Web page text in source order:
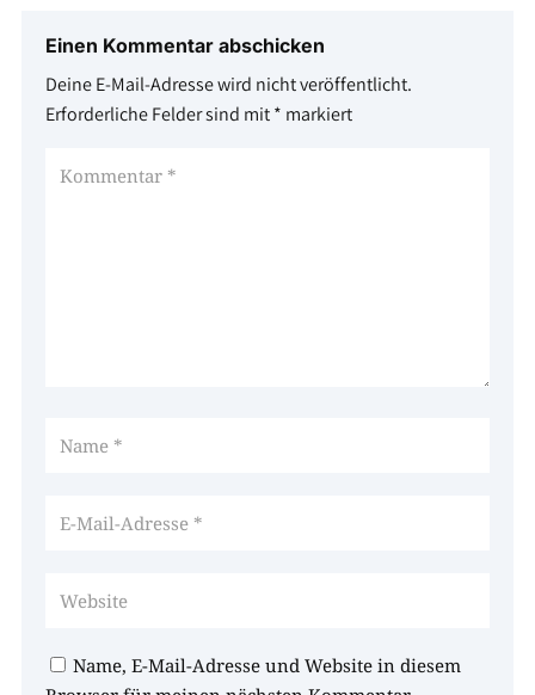
Einen Kommentar abschicken
Deine E-Mail-Adresse wird nicht veröffentlicht.
Erforderliche Felder sind mit* markiert
Name, E-Mail-Adresse und Website in diesem